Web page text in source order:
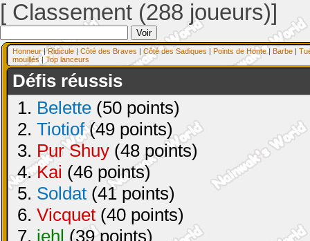
[ Classement (288 joueurs)]
Honneur|Ridicule | Côté des Braves | Côté des Sadiques | Points de Honte| Barbe |
mouillés| Top lanceurs
Défis réussis
1. Belette (50 points)
2. Tiotiof(49 points)
3. Pur Shuy (48 points)
4.Kai (46 points)
5. Soldat (41 points)
6. Vicquet (40 points)
7. iehl(39 points)